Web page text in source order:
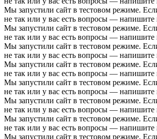
Мы запустили сайт в тестовом режиме.
не так или у вас есть вопросы — напишите
Мы запустили сайт в тестовом режиме.
не так или у вас есть вопросы — напишите
Мы запустили сайт в тестовом режиме.
не так или у вас есть вопросы — напишите
Мы запустили сайт в тестовом режиме.
не так или у вас есть вопросы — напишите
Мы запустили сайт в тестовом режиме.
не так или у вас есть вопросы — напишите
Мы запустили сайт в тестовом режиме.
не так или у вас есть вопросы — напишите
Мы запустили сайт в тестовом режиме.
не так или у вас есть вопросы — напишите
Мы запустили сайт в тестовом режиме.